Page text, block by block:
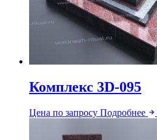
Комплекс 3D-095
Цена по запросу Подробнее